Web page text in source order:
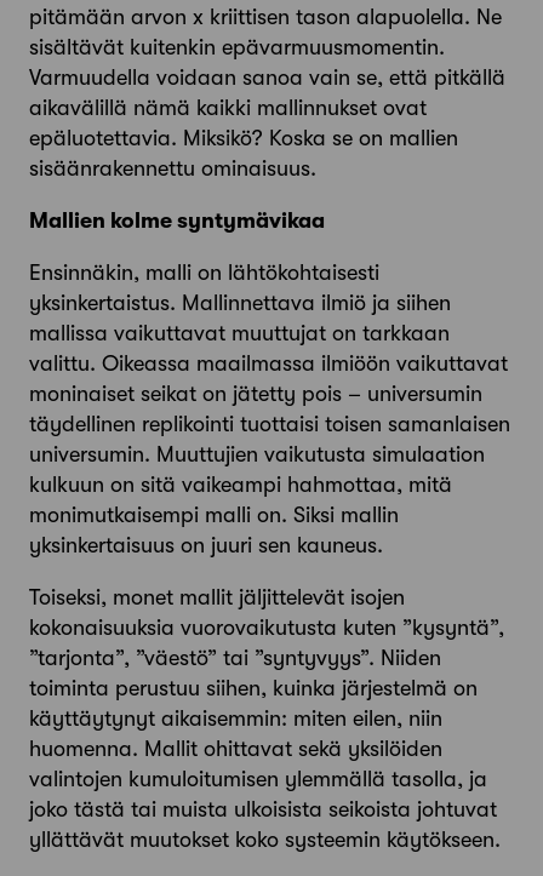
pitämään arvon x kriittisen tason alapuolella. Ne
sisältävät kuitenkin epävarmuusmomentin.
Varmuudella voidaan sanoa vain se, että pitkällä
aikavälillä nämä kaikki mallinnukset ovat
epäluotettavia. Miksikö? Koska se on mallien
sisäänrakennettu ominaisuus.
Mallien kolme syntymävikaa
Ensinnäkin, malli on lähtökohtaisesti
yksinkertaistus. Mallinnettava ilmiö ja siihen
mallissa vaikuttavat muuttujat on tarkkaan
valittu. Oikeassa maailmassa ilmiöön vaikuttavat
moninaiset seikat on jätetty pois – universumin
täydellinen replikointi tuottaisi toisen samanlaisen
universumin. Muuttujien vaikutusta simulaation
kulkuun on sitä vaikeampi hahmottaa, mitä
monimutkaisempi malli on. Siksi mallin
yksinkertaisuus on juuri sen kauneus.
Toiseksi, monet mallit jäljittelevät isojen
kokonaisuuksia vuorovaikutusta kuten ”kysyntä”,
”tarjonta”, ”väestö” tai ”syntyvyys”. Niiden
toiminta perustuu siihen, kuinka järjestelmä on
käyttäytynyt aikaisemmin: miten eilen, niin
huomenna. Mallit ohittavat sekä yksilöiden
valintojen kumuloitumisen ylemmällä tasolla, ja
joko tästä tai muista ulkoisista seikoista johtuvat
yllättävät muutokset koko systeemin käytökseen.